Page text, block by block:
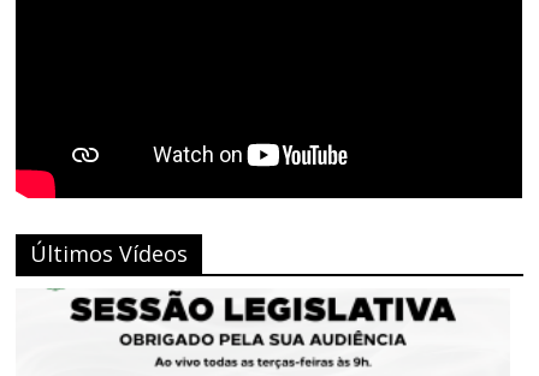
Últimos Vídeos